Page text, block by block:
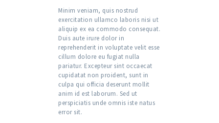
Minim veniam, quis nostrud
exercitation ullamco laboris nisi ut
aliquip ex ea commodo consequat.
Duis aute irure dolor in
reprehenderit in voluptate velit esse
cillum dolore eu fugiat nulla
pariatur. Excepteur sint occaecat
cupidatat non proident, sunt in
culpa qui officia deserunt mollit
anim id est laborum. Sed ut
perspiciatis unde omnis iste natus
error sit.